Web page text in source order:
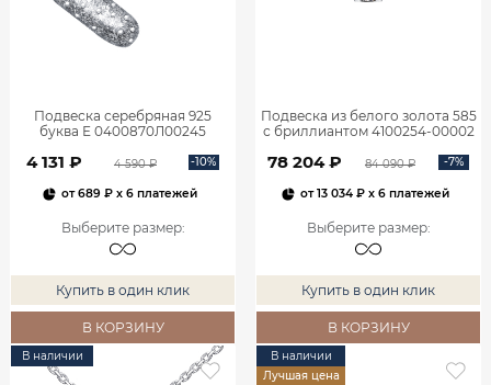
Подвеска серебряная 925
буква Е 0400870Л00245
4 131 ₽ 4 590 ₽ -10%
от689 ₽ x 6 платежей
Выберите размер:
Купить в один клик
В КОРЗИНУ
Подвеска из белого золота 585
с бриллиантом 4100254-00002
78 204 ₽ 84 090 ₽ -7%
от13 034 ₽ x 6 платежей
Выберите размер:
Купить в один клик
В КОРЗИНУ
В наличии
В наличии
Лучшая цена